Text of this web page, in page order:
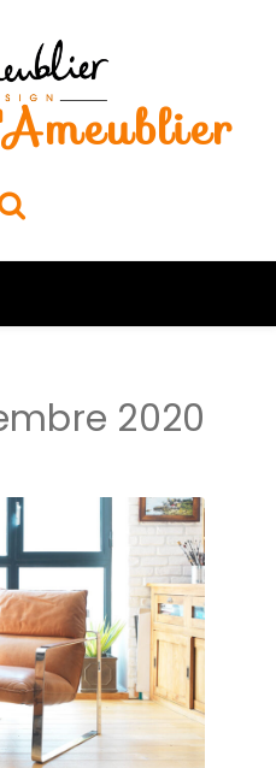
2020